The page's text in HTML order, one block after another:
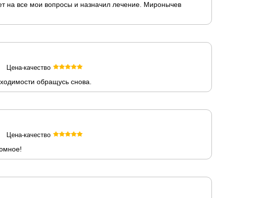
на все мои вопросы и назначил лечение. Миронычев
Цена-качество
обращусь снова.
Цена-качество